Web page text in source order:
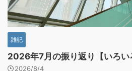
雑記
2026年7月の振り返り【いろい
2026/8/4